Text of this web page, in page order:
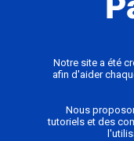
Notre site a été
afin d'aider
Nous
tutoriels et des